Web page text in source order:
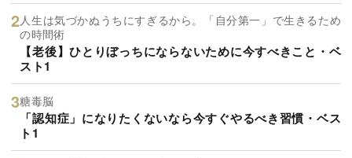
人生は気づかぬうちにすぎるから。「自分第一」で生きるため
の時間術
【老後】ひとりぼっちにならないために今すべきこと・ベ
スト1
糖毒脳
「認知症」になりたくないなら今すぐやるべき習慣・ベス
ト1